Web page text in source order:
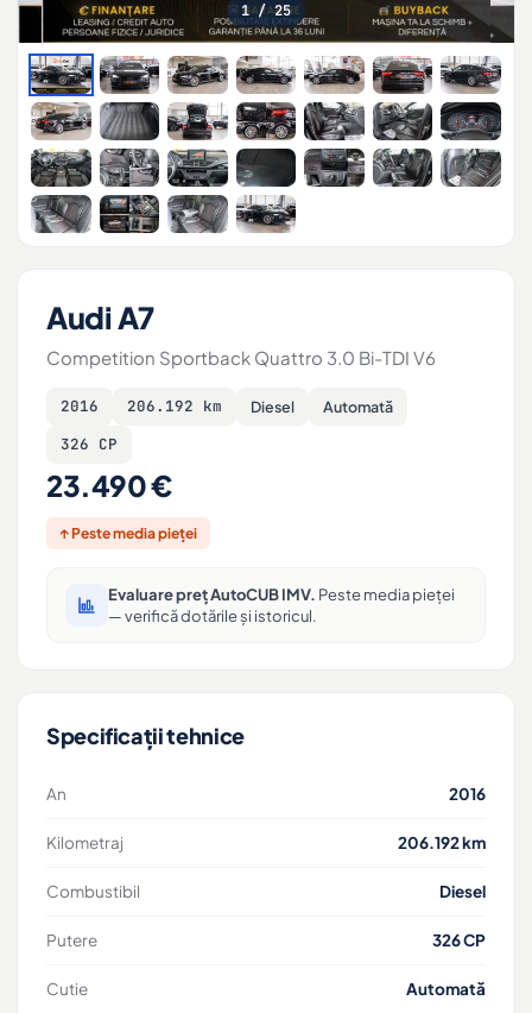
1/ 25
Audi A7
Competition Sportback Quattro 3.0 Bi-TDI V6
2016 206.192 km Diesel Automată
326 CP
23.490 €
↑ Peste media pieței
Evaluare preț AutoCUB IMV. Peste media pieței
— verifică dotările și istoricul.
Specificații tehnice
An 2016
Kilometraj 206.192 km
Combustibil Diesel
Putere 326 CP
Cutie Automată